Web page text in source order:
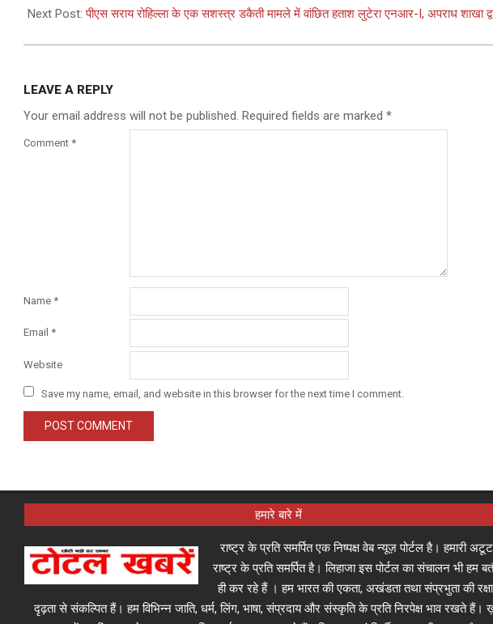
24
Next Post:पीएस सराय रोहिल्ला के एक सशस्त्र डकैती मामले में वांछित हताश लुटेरा एनआर-I, अपराध शाखा
LEAVE A REPLY
Your email address will not be published. Required fields are marked *
Comment *
Name *
Email *
Website
Save my name, email, and website in this browser for the next time I comment.
हमारे बारे में
राष्ट्र के प्रति समर्पित एक निष्पक्ष वेब न्यूज़ पोर्टल है। हमारी
राष्ट्र के प्रति समर्पित है। लिहाजा इस पोर्टल का संचालन भी हम
ही कर रहे हैं । हम भारत की एकता, अखंडता तथा संप्रभुता की
दृढ़ता से संकल्पित हैं। हम विभिन्न जाति, धर्म, लिंग, भाषा, संप्रदाय और संस्कृति के प्रति निरपेक्ष भाव रखते हैं।